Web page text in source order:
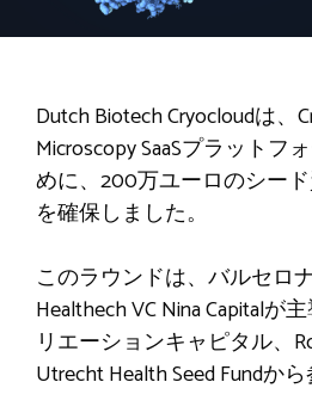
Dutch Biotech Cryocloudは、
Microscopy SaaSプラットフ
めに、200万ユーロのシー
を確保しました。
このラウンドは、バルセロ
Healthech VC Nina Capitalが
リエーションキャピタル、
Utrecht Health Seed Fundか